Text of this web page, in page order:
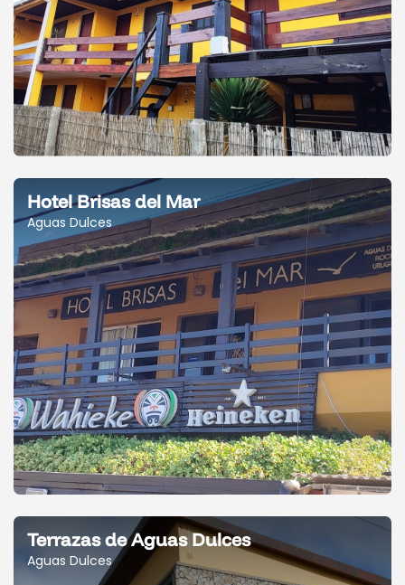
Hotel Brisas del Mar
Aguas Dulces
Terrazas de Aguas Dulces
Aguas Dulces